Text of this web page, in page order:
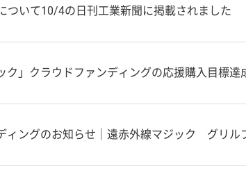
ついて10/4の日刊工業新聞に掲載されました
」クラウドファンディングの応援購入目標達成
らせ｜遠赤外線マジック グリルプレート：新素材「カーボン-アルミ」がトース